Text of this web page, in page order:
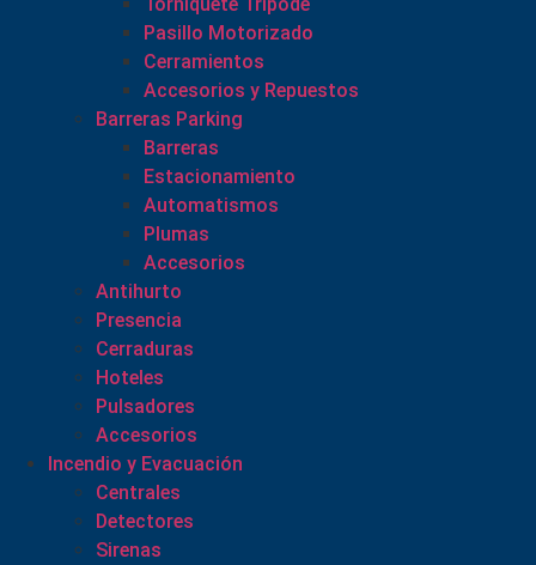
Pasillo Motorizado
Cerramientos
Accesorios y Repuestos
Barreras Parking
Barreras
Estacionamiento
Automatismos
Plumas
Accesorios
Antihurto
Presencia
Cerraduras
Hoteles
Pulsadores
Accesorios
Incendio y Evacuación
Centrales
Detectores
Sirenas